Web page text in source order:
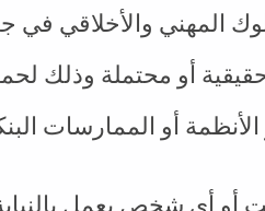
المهني والأخلاقي في
حقيقية أو محتملة وذلك
أو الممارسات
أي شخص يعمل